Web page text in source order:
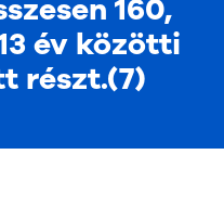
160,
év közötti
részt.(7)